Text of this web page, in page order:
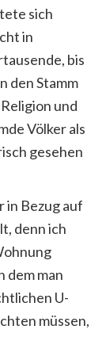
sich
in
bis
den Stamm
und
Völker als
gesehen
in Bezug auf
denn ich
dem man
U-
müssen,